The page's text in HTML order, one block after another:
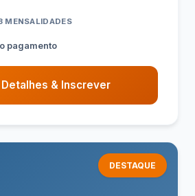
MENSALIDADES
pagamento
& Inscrever
DESTAQUE